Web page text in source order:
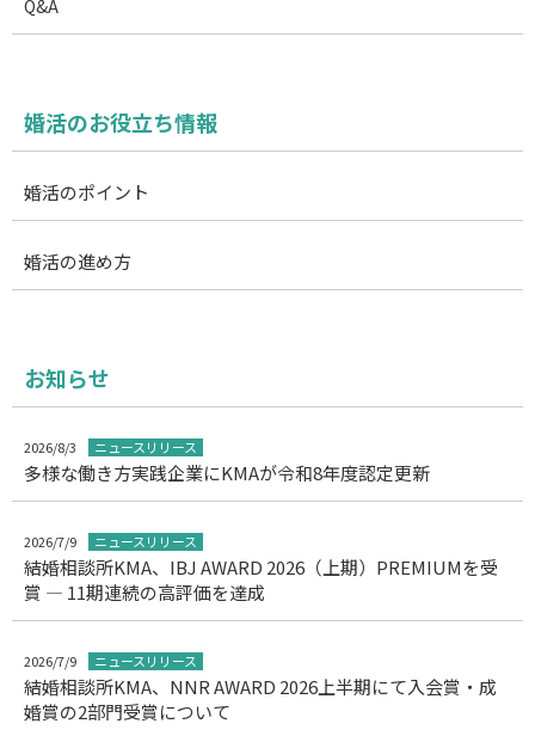
Q&A
婚活のお役立ち情報
婚活のポイント
婚活の進め方
お知らせ
2026/8/3 ニュースリリース
多様な働き方実践企業にKMAが令和8年度認定更新
2026/7/9 ニュースリリース
結婚相談所KMA、IBJ AWARD 2026（上期）PREMIUMを受
賞 ― 11期連続の高評価を達成
2026/7/9 ニュースリリース
結婚相談所KMA、NNR AWARD 2026上半期にて入会賞・成
婚賞の2部門受賞について